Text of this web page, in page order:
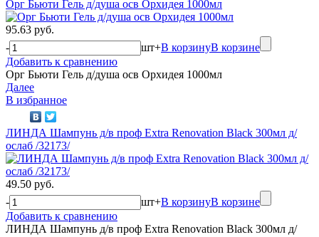
Орг Бьюти Гель д/душа осв Орхидея 1000мл
95.63 руб.
-
шт+В корзинуВ корзине
Добавить к сравнению
Орг Бьюти Гель д/душа осв Орхидея 1000мл
Далее
В избранное
ЛИНДА Шампунь д/в проф Extra Renovation Black 300мл д/
ослаб /32173/
49.50 руб.
-
шт+В корзинуВ корзине
Добавить к сравнению
ЛИНДА Шампунь д/в проф Extra Renovation Black 300мл д/